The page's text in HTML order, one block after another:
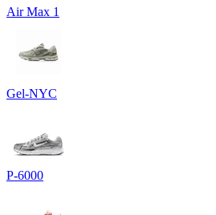
Air Max 1
Gel-NYC
P-6000